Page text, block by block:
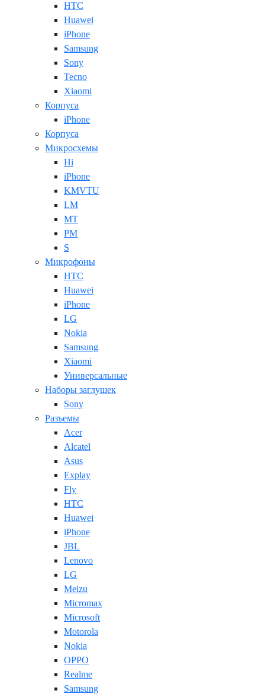
HTC
Huawei
iPhone
Samsung
Sony
Tecno
Xiaomi
Корпуса
iPhone
Корпуса
Микросхемы
Hi
iPhone
KMVTU
LM
MT
PM
S
Микрофоны
HTC
Huawei
iPhone
LG
Nokia
Samsung
Xiaomi
Универсальные
Наборы заглушек
Sony
Разъемы
Acer
Alcatel
Asus
Explay
Fly
HTC
Huawei
iPhone
JBL
Lenovo
LG
Meizu
Micromax
Microsoft
Motorola
Nokia
OPPO
Realme
Samsung